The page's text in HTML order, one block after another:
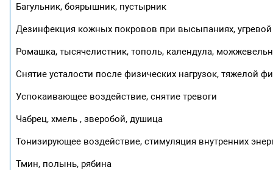
Багульник, боярышник, пустырник
Дезинфекция кожных покровов при высыпаниях,
Ромашка, тысячелистник, тополь, календула,
Снятие усталости после физических нагрузок, тяжелой
Успокаивающее воздействие, снятие тревоги
Чабрец, хмель , зверобой, душица
Тонизирующее воздействие, стимуляция внутренних
Тмин, полынь, рябина